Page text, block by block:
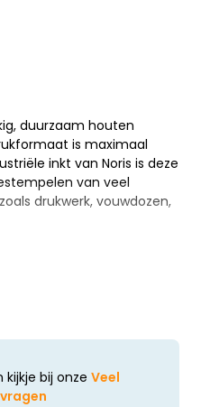
duurzaam houten
is maximaal
inkt van Noris is deze
van veel
drukwerk, vouwdozen,
kijkje bij onze Veel